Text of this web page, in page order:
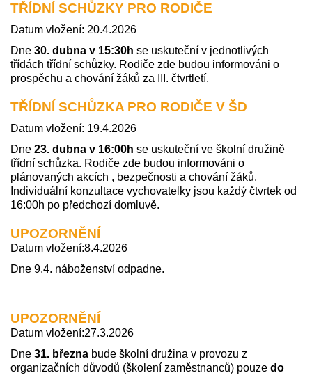
TŘÍDNÍ SCHŮZKY PRO RODIČE
Datum vložení: 20.4.2026
Dne 30. dubna v 15:30h se uskuteční v jednotlivých
třídách třídní schůzky. Rodiče zde budou informováni o
prospěchu a chování žáků za III. čtvrtletí.
TŘÍDNÍ SCHŮZKA PRO RODIČE V ŠD
Datum vložení: 19.4.2026
Dne 23. dubna v 16:00h se uskuteční ve školní družině
třídní schůzka. Rodiče zde budou informováni o
plánovaných akcích , bezpečnosti a chování žáků.
Individuální konzultace vychovatelky jsou každý čtvrtek od
16:00h po předchozí domluvě.
UPOZORNĚNÍ
Datum vložení:8.4.2026
Dne 9.4. náboženství odpadne.
UPOZORNĚNÍ
Datum vložení:27.3.2026
Dne 31. března bude školní družina v provozu z
organizačních důvodů (školení zaměstnanců) pouze do